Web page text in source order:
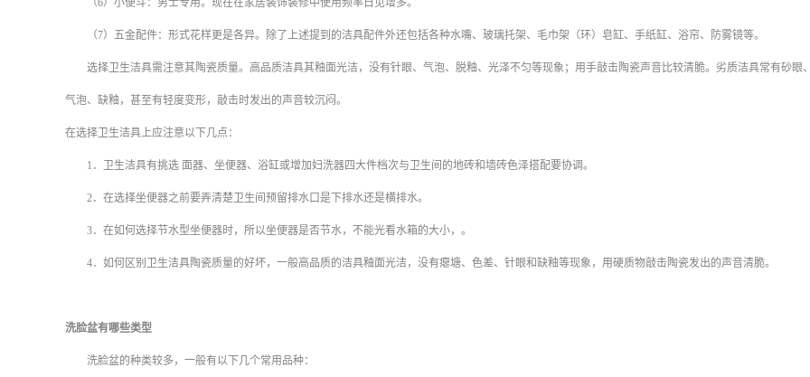
（6）小便斗：男士专用。现在在家居装饰装修中使用频率日见增多。
（7）五金配件：形式花样更是各异。除了上述提到的洁具配件外还包括各种水嘴、玻璃托架、毛巾架（环）皂缸、手纸缸、浴帘、防雾镜等。
选择卫生洁具需注意其陶瓷质量。高品质洁具其釉面光洁，没有针眼、气泡、脱釉、光泽不匀等现象；用手敲击陶瓷声音比较清脆。劣质洁具常有砂眼、
气泡、缺釉，甚至有轻度变形，敲击时发出的声音较沉闷。
在选择卫生洁具上应注意以下几点：
1 ．卫生洁具有挑选 面器、坐便器、浴缸或增加妇洗器四大件档次与卫生间的地砖和墙砖色泽搭配要协调。
2．在选择坐便器之前要弄清楚卫生间预留排水口是下排水还是横排水。
3．在如何选择节水型坐便器时，所以坐便器是否节水，不能光看水箱的大小，。
4．如何区别卫生洁具陶瓷质量的好坏，一般高品质的洁具釉面光洁，没有瘪塘、色差、针眼和缺釉等现象，用硬质物敲击陶瓷发出的声音清脆。
洗脸盆有哪些类型
洗脸盆的种类较多，一般有以下几个常用品种：